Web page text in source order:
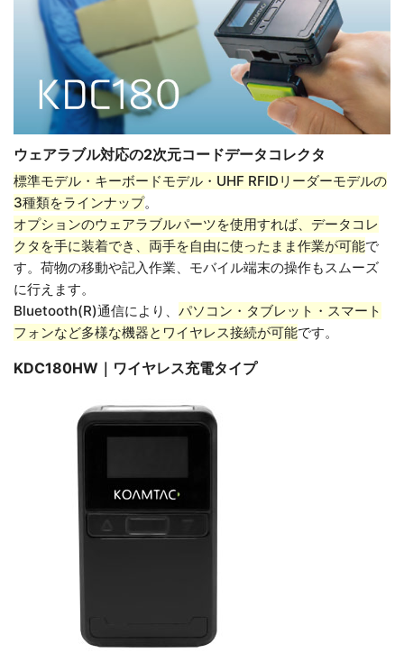
ウェアラブル対応の2次元コードデータコレクタ
標準モデル・キーボードモデル・UHF RFIDリーダーモデルの
3種類をラインナップ。
オプションのウェアラブルパーツを使用すれば、データコレ
クタを手に装着でき、両手を自由に使ったまま作業が可能で
す。荷物の移動や記入作業、モバイル端末の操作もスムーズ
に行えます。
Bluetooth(R)通信により、 パソコン・タブレット・スマート
フォンなど多様な機器とワイヤレス接続が可能です。
KDC180HW｜ワイヤレス充電タイプ